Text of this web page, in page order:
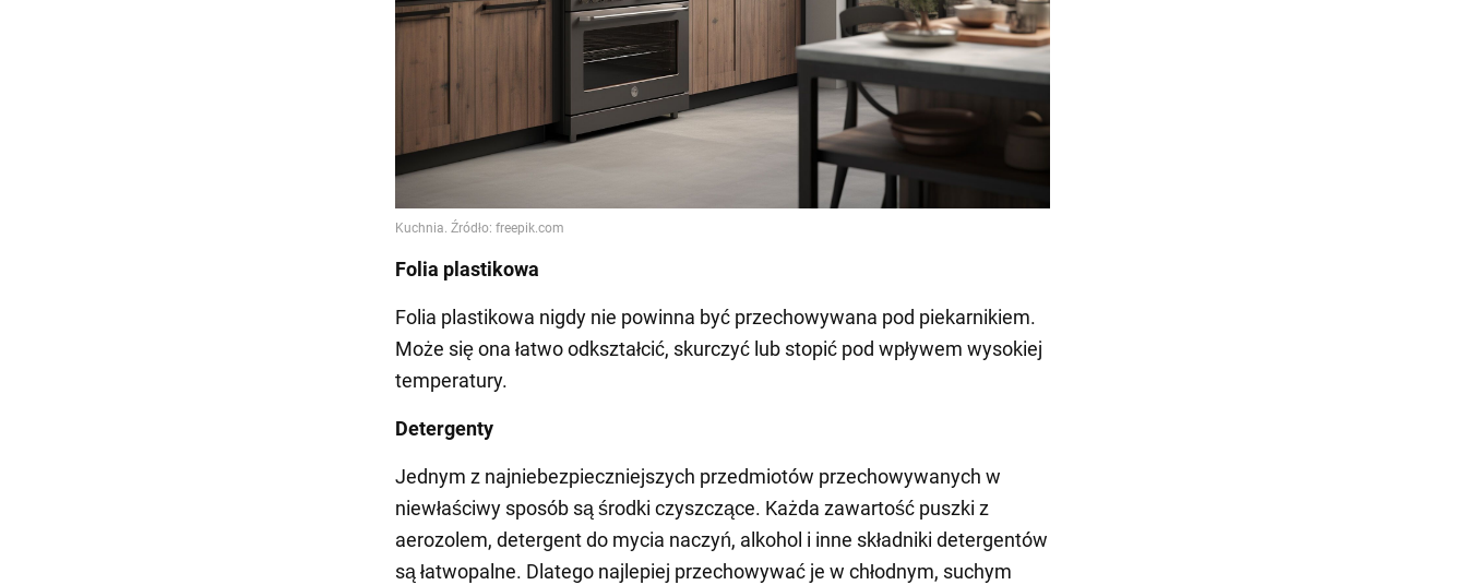
Folia plastikowa
Folia plastikowa nigdy nie powinna być przechowywana pod piekarnikiem.
Może się ona łatwo odkształcić, skurczyć lub stopić pod wpływem wysokiej
temperatury.
Detergenty
Jednym z najniebezpieczniejszych przedmiotów przechowywanych w
niewłaściwy sposób są środki czyszczące. Każda zawartość puszki z
aerozolem, detergent do mycia naczyń, alkohol i inne składniki detergentów
są łatwopalne. Dlatego najlepiej przechowywać je w chłodnym, suchym